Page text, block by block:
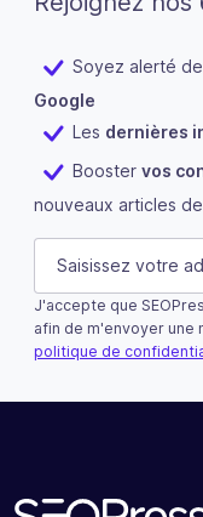
Soyez alerté
Google
Les dernières
Booster vos
nouveaux articles
Facebook
Ce champ n’est
E-mail
J'accepte que
afin de m'envoyer une
politique de